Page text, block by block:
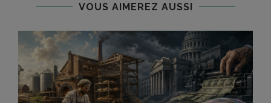
VOUS AIMEREZ AUSSI